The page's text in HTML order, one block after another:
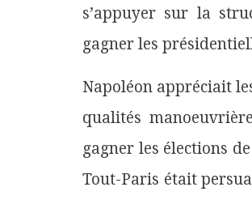
s’appuyer sur la
gagner les
Napoléon appréciait
qualités
gagner les élections
Tout-Paris était